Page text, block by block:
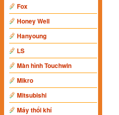
Fox
Honey Well
Hanyoung
LS
Màn hình Touchwin
Mikro
Mitsubishi
Máy thổi khí